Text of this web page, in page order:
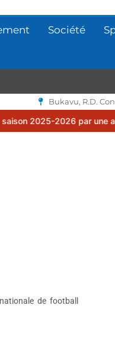
Société
Bukavu, R.D.
par une assemblée
de football